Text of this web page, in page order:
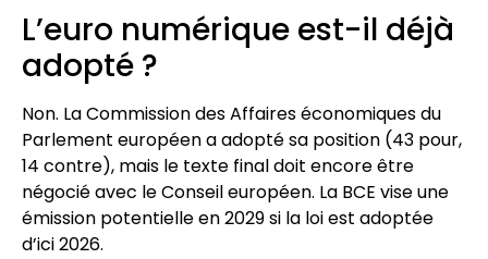
L’euro numérique est-il déjà
adopté ?
Non. La Commission des Affaires économiques du
Parlement européen a adopté sa position (43 pour,
14 contre), mais le texte final doit encore être
négocié avec le Conseil européen. La BCE vise une
émission potentielle en 2029 si la loi est adoptée
d’ici 2026.